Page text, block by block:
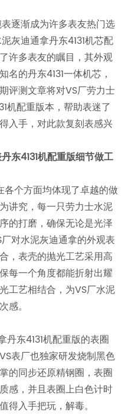
逐渐成为许多表友热门选
灰迪通拿丹东4131机芯配
许多表友的瞩目，其外观
的丹东4131一体机芯，
评测文章将对VS厂劳力士
机配重版本，帮助表迷了
入手，对此款复刻表感兴
东4131机配重版细节做工
各个方面均体现了卓越的做
讲究，每一只劳力士水泥
的打磨，确保无论是光泽
对水泥灰迪通拿的外观表
，表壳的抛光工艺采用高
每一个角度都能折射出耀
工艺相结合，为VS厂水泥
感。
丹东4131机配重版的表圈
表厂也独家研发烧制黑色
的同步还原精钢圈，表圈
感，并且表圈上白色计时
得入手把玩，解毒。